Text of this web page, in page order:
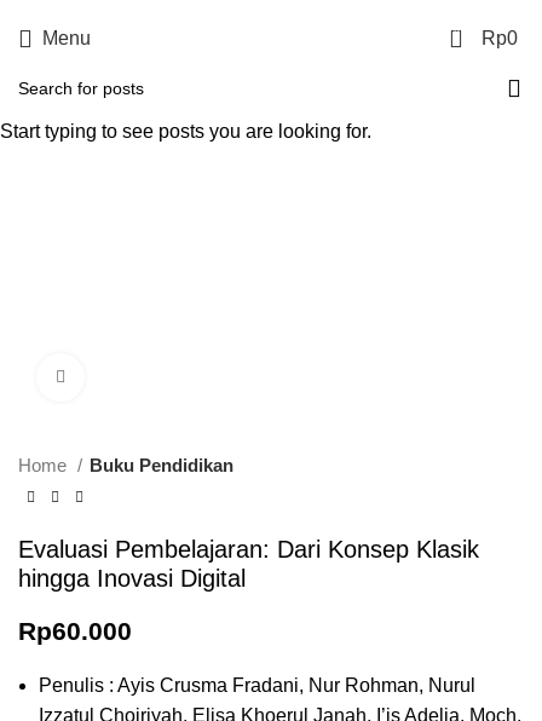
Menu 0 Rp0
Home Buku Pendidikan
Evaluasi Pembelajaran: Dari Konsep Klasik
hingga Inovasi Digital
Rp60.000
Penulis : Ayis Crusma Fradani, Nur Rohman, Nurul
Izzatul Choiriyah, Elisa Khoerul Janah, I’is Adelia, Moch.
Start typing to see posts you are looking for.